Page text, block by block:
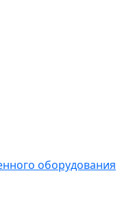
оборудования